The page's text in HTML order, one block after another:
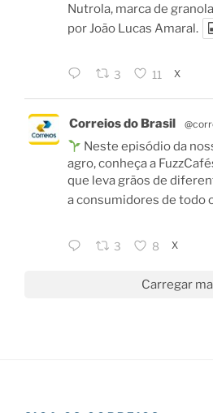
Nutrola, marca de
por João Lucas Amaral.
3 11 X
Correios do Brasil
Neste episódio da
agro, conheça a
que leva grãos de
a consumidores de todo
3 8 X
Carregar